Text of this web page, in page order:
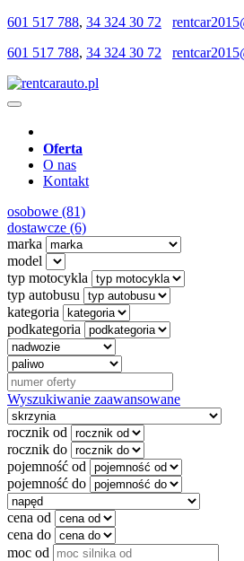
601 517 788, 34 324 30 72
601 517 788, 34 324 30 72
Oferta
O nas
Kontakt
osobowe (81)
dostawcze (6)
marka
model
typ motocykla
typ autobusu
kategoria
podkategoria
Wyszukiwanie zaawansowane
rocznik od
rocznik do
pojemność od
pojemność do
cena od
cena do
moc od